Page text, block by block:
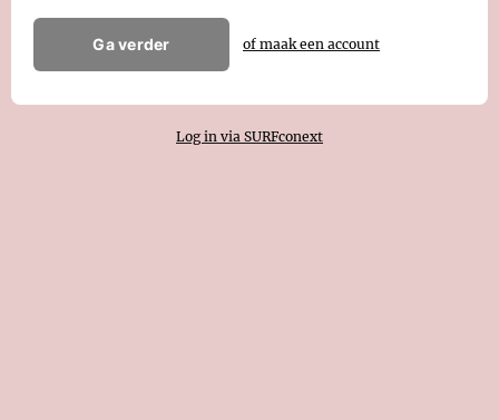
Ga verder of maak een account
Log in via SURFconext